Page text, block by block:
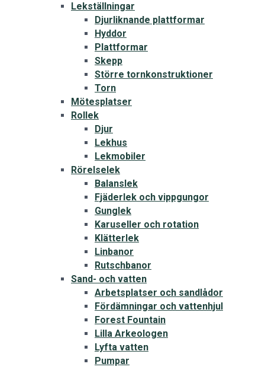
Lekställningar
Djurliknande plattformar
Hyddor
Plattformar
Skepp
Större tornkonstruktioner
Torn
Mötesplatser
Rollek
Djur
Lekhus
Lekmobiler
Rörelselek
Balanslek
Fjäderlek och vippgungor
Gunglek
Karuseller och rotation
Klätterlek
Linbanor
Rutschbanor
Sand- och vatten
Arbetsplatser och sandlådor
Fördämningar och vattenhjul
Forest Fountain
Lilla Arkeologen
Lyfta vatten
Pumpar